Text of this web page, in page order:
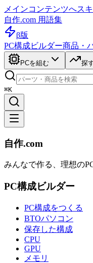
メインコンテンツへス
自作.com 用語集
β版
PC構成ビルダー商品・
PCを組む 探
⌘K
自作.com
みんなで作る、理想の
PC構成ビルダー
PC構成をつくる
BTOパソコン
保存した構成
CPU
GPU
メモリ